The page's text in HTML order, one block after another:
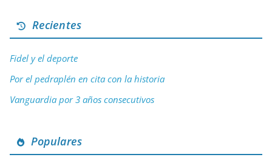
Recientes
Fidel y el deporte
Por el pedraplén en cita con la historia
Vanguardia por 3 años consecutivos
Populares